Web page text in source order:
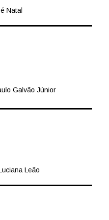
Natal
Galvão Júnior
Leão